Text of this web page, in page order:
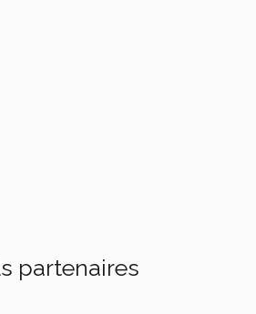
partenaires